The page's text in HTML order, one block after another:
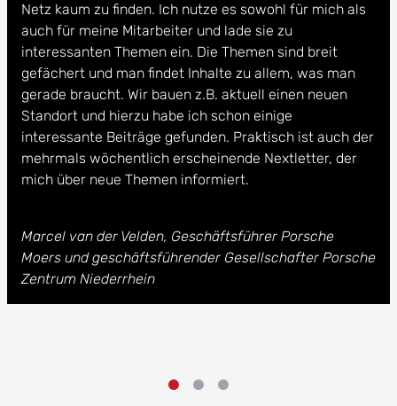
Netz kaum zu finden. Ich nutze es sowohl für mich als
auch für meine Mitarbeiter und lade sie zu
interessanten Themen ein. Die Themen sind breit
gefächert und man findet Inhalte zu allem, was man
gerade braucht. Wir bauen z.B. aktuell einen neuen
Standort und hierzu habe ich schon einige
interessante Beiträge gefunden. Praktisch ist auch der
mehrmals wöchentlich erscheinende Nextletter, der
mich über neue Themen informiert.
Marcel van der Velden, Geschäftsführer Porsche
Moers und geschäftsführender Gesellschafter Porsche
Zentrum Niederrhein